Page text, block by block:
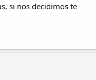
si nos decidimos te